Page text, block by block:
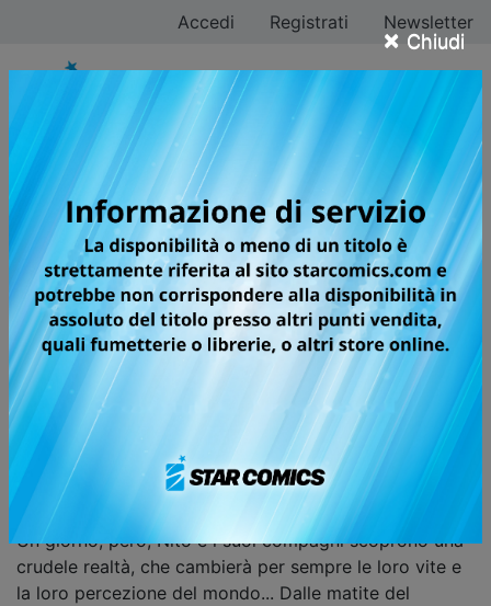
× Chiudi
Accedi Registrati Newsletter
LILI-MEN
OLTRE I LIMITI UMANI!
La vita è un dono prezioso, a prescindere dalla specie.
Una benedizione della natura... tranne che per "loro" ".
Nito, Musashi, Chizuru, Maruko, Reina e i loro
compagni vivono in un misterioso ospedale sin dalla
loro nascita. Qui le loro abilità fisiche vengono
costantemente messe alla prova, attraverso
esperimenti, allenamenti disumani e continui test
attitudinali volti a rendere i loro corpi "normali". Solo
chi supererà le prove ottenendo buoni voti, infatti,
potrà lasciare l'ospedale e vivere nel "mondo esterno".
Un giorno, però, Nito e i suoi compagni scoprono una
crudele realtà, che cambierà per sempre le loro vite e
la loro percezione del mondo... Dalle matite del